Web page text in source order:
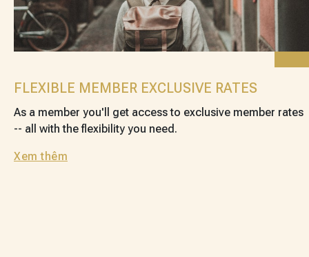
FLEXIBLE MEMBER EXCLUSIVE RATES
As a member you'll get access to exclusive member rates
-- all with the flexibility you need.
Xem thêm